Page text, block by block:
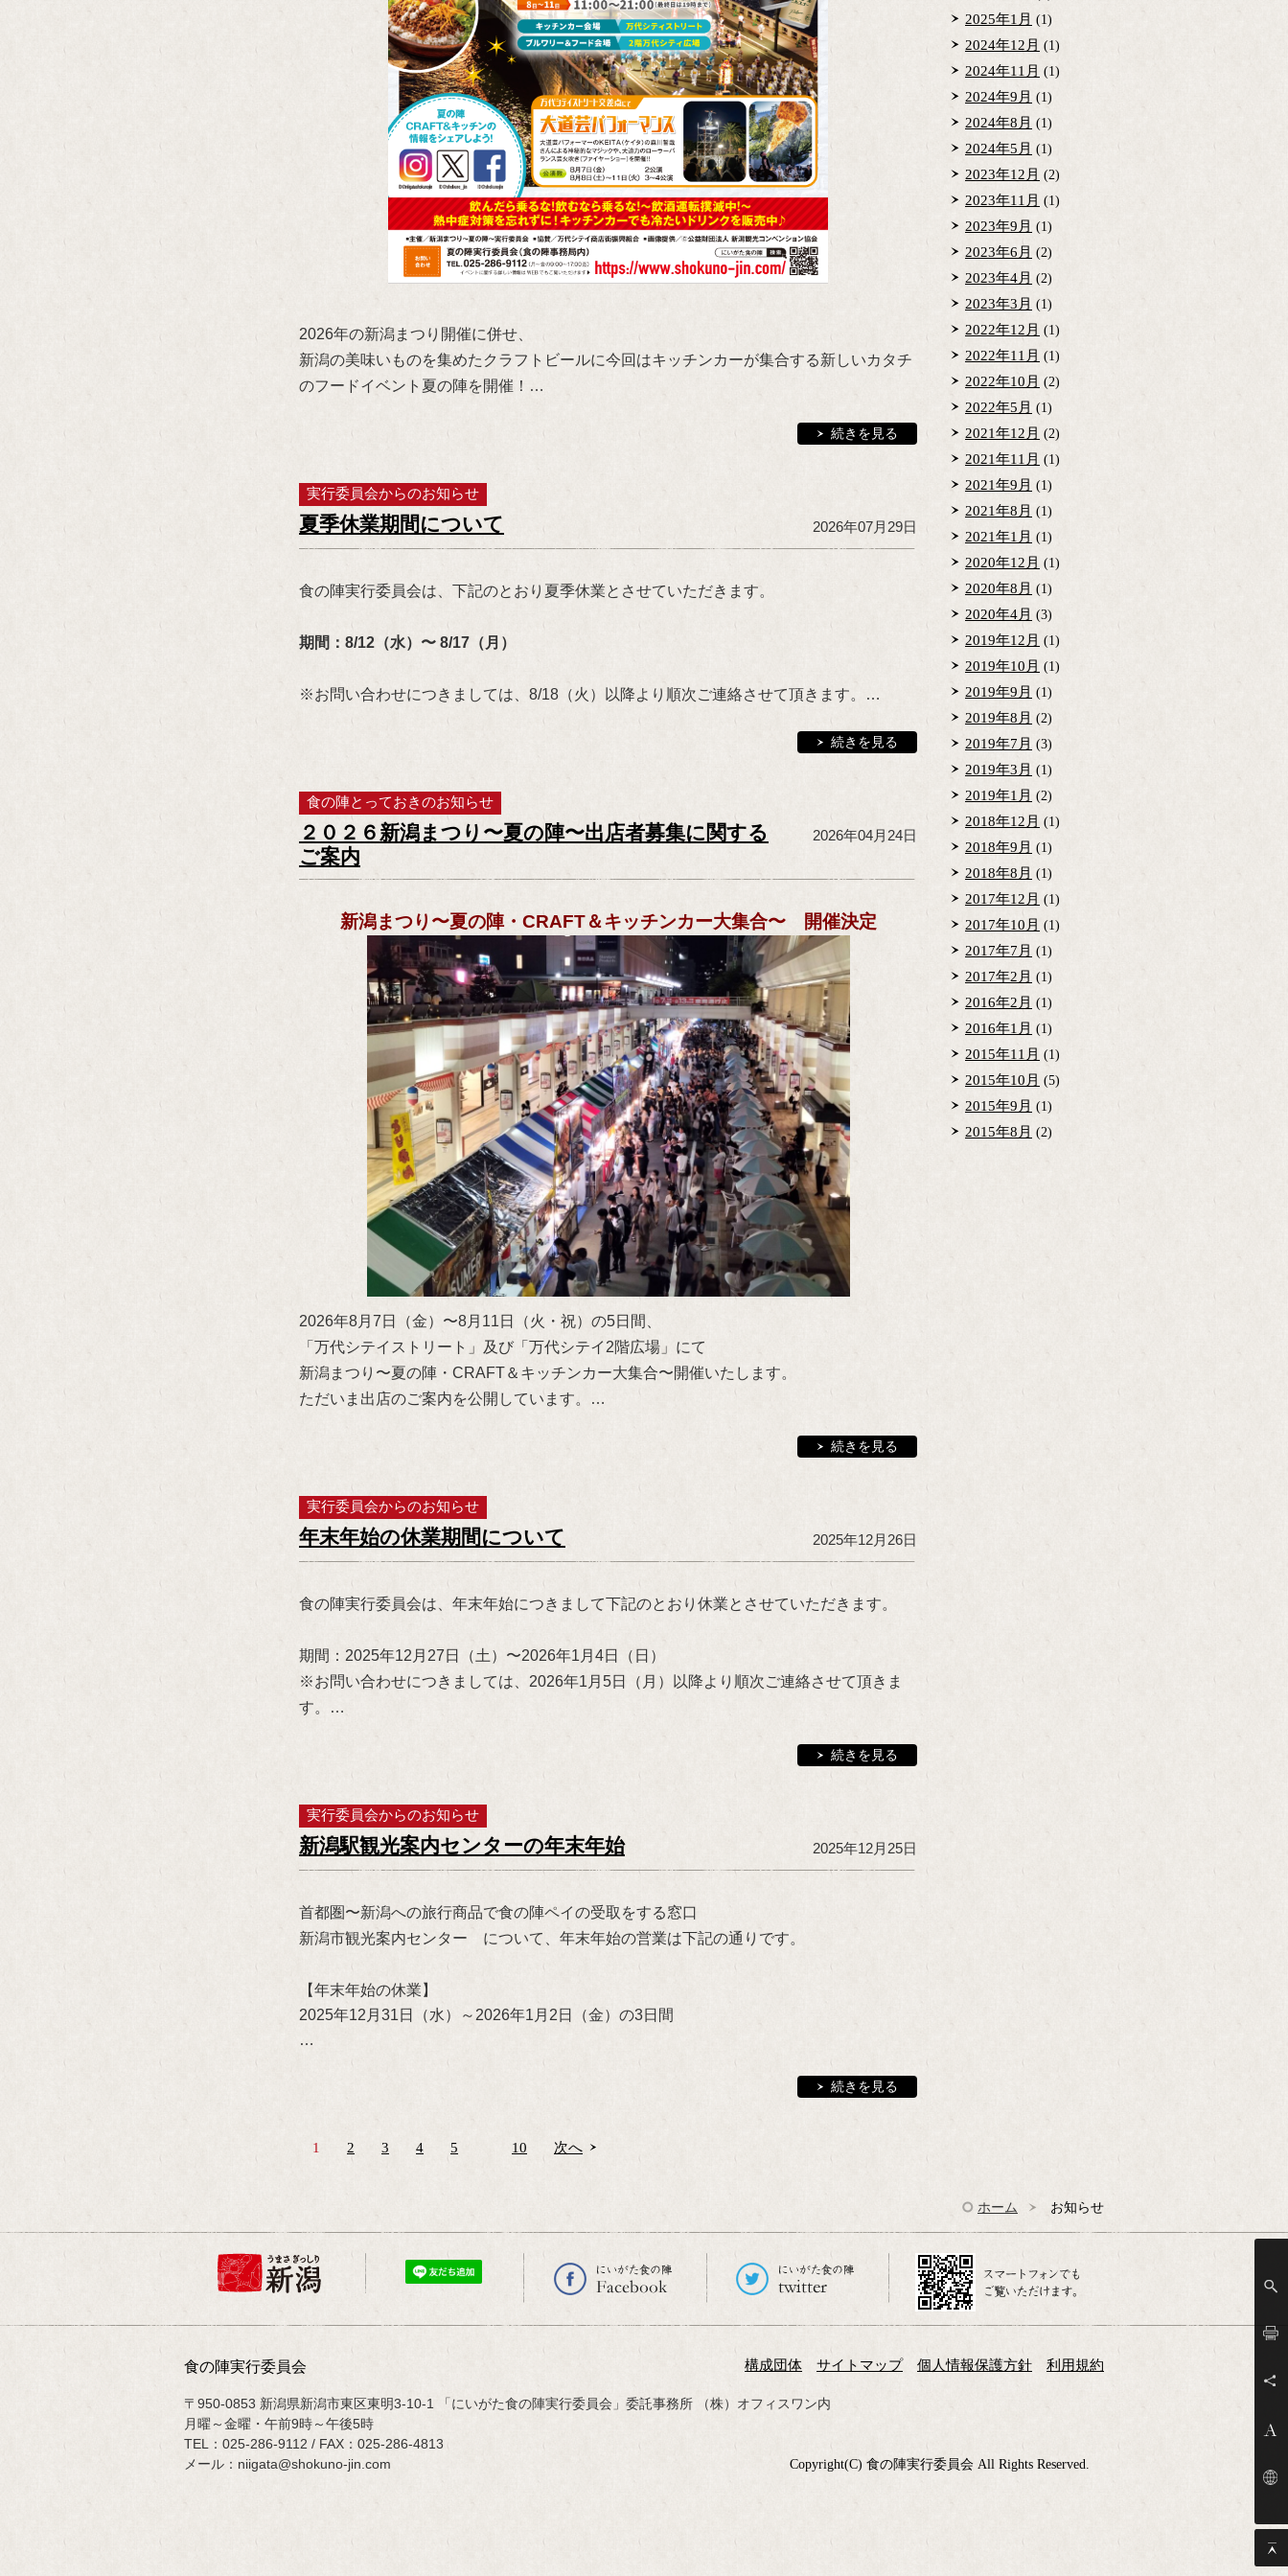
2026年の新潟まつり開催に併せ、
新潟の美味いものを集めたクラフトビールに今回はキッチンカーが集合する新しいカタチ
のフードイベント夏の陣を開催！…
続きを見る
実行委員会からのお知らせ
2026年07月29日
夏季休業期間について
食の陣実行委員会は、下記のとおり夏季休業とさせていただきます。
期間：8/12（水）〜 8/17（月）
※お問い合わせにつきましては、8/18（火）以降より順次ご連絡させて頂きます。…
続きを見る
食の陣とっておきのお知らせ
2026年04月24日
２０２６新潟まつり〜夏の陣〜出店者募集に関する
ご案内
新潟まつり〜夏の陣・CRAFT＆キッチンカー大集合〜 開催決定
2026年8月7日（金）〜8月11日（火・祝）の5日間、
「万代シテイストリート」及び「万代シテイ2階広場」にて
新潟まつり〜夏の陣・CRAFT＆キッチンカー大集合〜開催いたします。
ただいま出店のご案内を公開しています。…
続きを見る
実行委員会からのお知らせ
2025年12月26日
年末年始の休業期間について
食の陣実行委員会は、年末年始につきまして下記のとおり休業とさせていただきます。
期間：2025年12月27日（土）〜2026年1月4日（日）
※お問い合わせにつきましては、2026年1月5日（月）以降より順次ご連絡させて頂きま
す。…
続きを見る
実行委員会からのお知らせ
2025年12月25日
新潟駅観光案内センターの年末年始
首都圏〜新潟への旅行商品で食の陣ペイの受取をする窓口
新潟市観光案内センター について、年末年始の営業は下記の通りです。
【年末年始の休業】
2025年12月31日（水）～2026年1月2日（金）の3日間
…
続きを見る
1 2 3 4 5 10 次へ
2025年1月 (1)
2024年12月 (1)
2024年11月 (1)
2024年9月 (1)
2024年8月 (1)
2024年5月 (1)
2023年12月 (2)
2023年11月 (1)
2023年9月 (1)
2023年6月 (2)
2023年4月 (2)
2023年3月 (1)
2022年12月 (1)
2022年11月 (1)
2022年10月 (2)
2022年5月 (1)
2021年12月 (2)
2021年11月 (1)
2021年9月 (1)
2021年8月 (1)
2021年1月 (1)
2020年12月 (1)
2020年8月 (1)
2020年4月 (3)
2019年12月 (1)
2019年10月 (1)
2019年9月 (1)
2019年8月 (2)
2019年7月 (3)
2019年3月 (1)
2019年1月 (2)
2018年12月 (1)
2018年9月 (1)
2018年8月 (1)
2017年12月 (1)
2017年10月 (1)
2017年7月 (1)
2017年2月 (1)
2016年2月 (1)
2016年1月 (1)
2015年11月 (1)
2015年10月 (5)
2015年9月 (1)
2015年8月 (2)
ホーム お知らせ
食の陣実行委員会
〒950-0853 新潟県新潟市東区東明3-10-1 「にいがた食の陣実行委員会」委託事務所 （株）オフィスワン内
月曜～金曜・午前9時～午後5時
TEL： 025-286-9112 / FAX：025-286-4813
メール： niigata@shokuno-jin.com
構成団体 サイトマップ 個人情報保護方針 利用規約
Copyright(C) 食の陣実行委員会 All Rights Reserved.